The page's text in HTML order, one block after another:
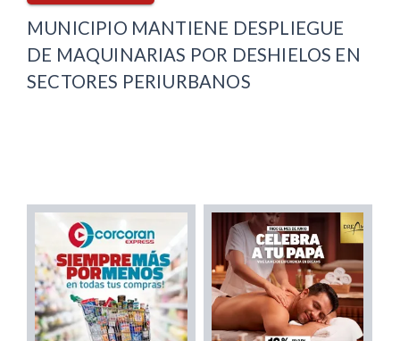
MUNICIPIO MANTIENE DESPLIEGUE
DE MAQUINARIAS POR DESHIELOS EN
SECTORES PERIURBANOS